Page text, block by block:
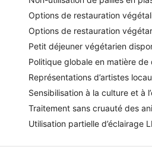
Options de restauration
Options de restauration
Petit déjeuner végétarien
Politique globale en matière
Représentations d’artistes
Sensibilisation à la culture et à
Traitement sans cruauté des
Utilisation partielle d’éclairage